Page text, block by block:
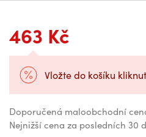
463 Kč
Vložte do košíku
Doporučená maloobchodní
Nejnižší cena za posledních 30